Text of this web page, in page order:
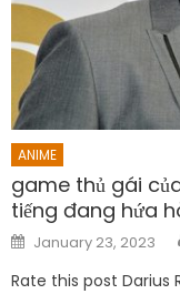
ANIME
game thủ gái
tiếng đang hứa
Posted
on
January 23, 2023
Rate this post Darius